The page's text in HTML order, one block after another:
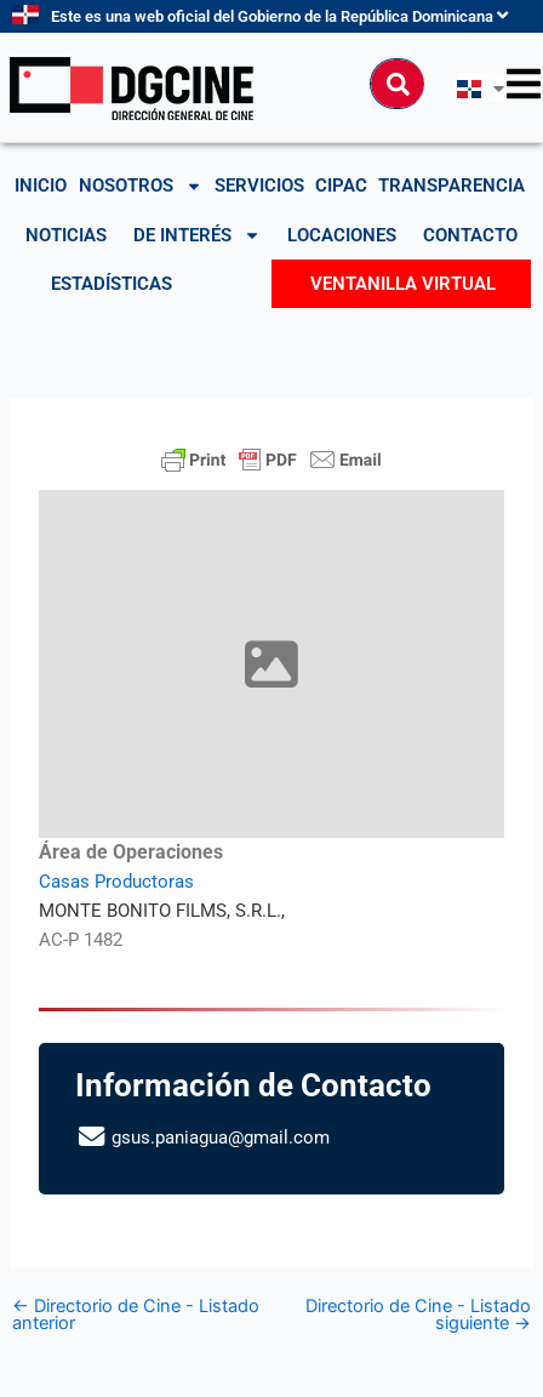
contenido
Este es una web oficial del Gobierno de la República Dominicana
Buscar
INICIO NOSOTROS SERVICIOS CIPAC TRANSPARENCIA
NOTICIAS DE INTERÉS LOCACIONES CONTACTO
ESTADÍSTICAS VENTANILLA VIRTUAL
Área de Operaciones
Casas Productoras
MONTE BONITO FILMS, S.R.L.,
AC-P 1482
Información de Contacto
gsus.paniagua@gmail.com
← Directorio de Cine - Listado
anterior
Directorio de Cine - Listado
siguiente →